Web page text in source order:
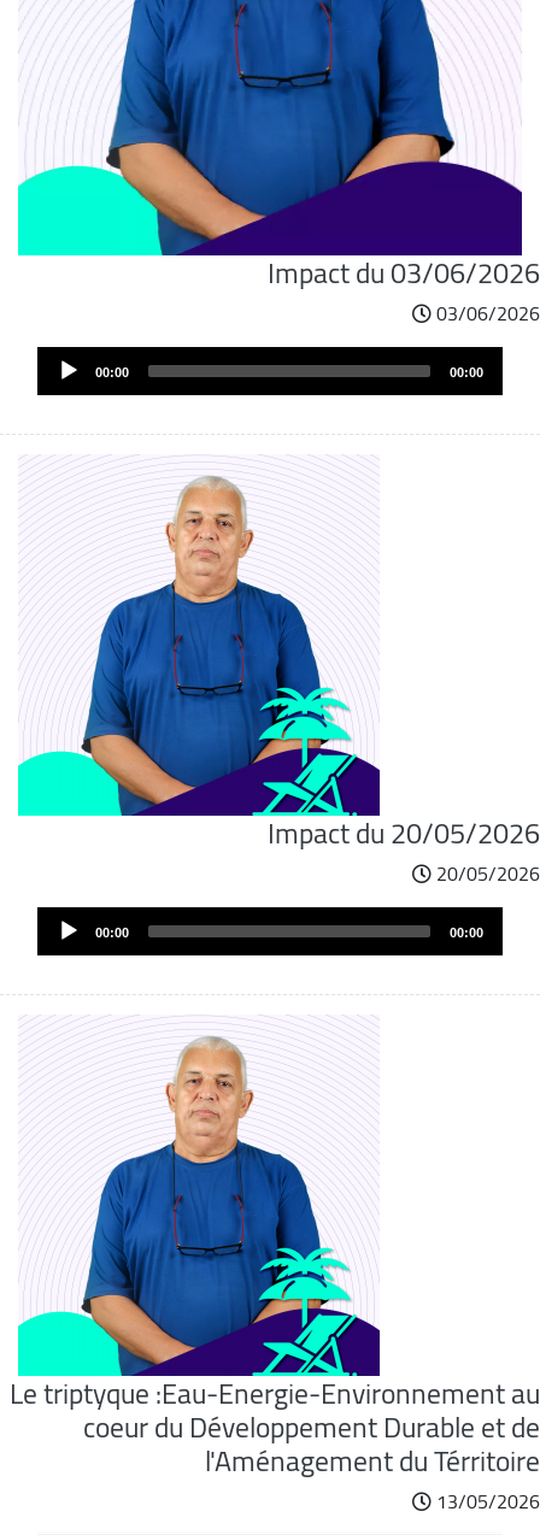
Impact du 03/06/2026
03/06/2026
00:00 00:00
Impact du 20/05/2026
20/05/2026
00:00 00:00
Le triptyque :Eau-Energie-Environnement au
coeur du Développement Durable et de
l'Aménagement du Térritoire
13/05/2026